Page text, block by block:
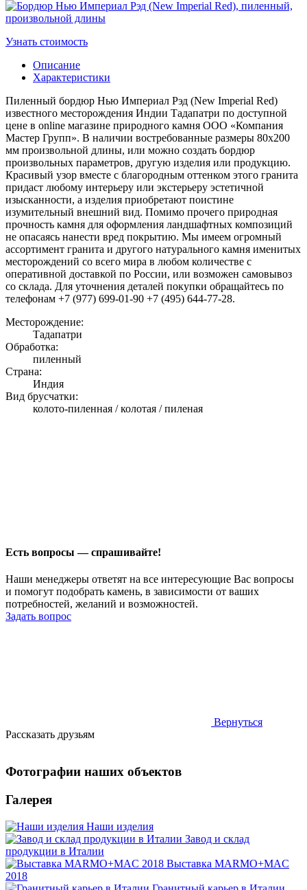
Узнать стоимость
Описание
Характеристики
Пиленный бордюр Нью Империал Рэд (New Imperial Red)
известного месторождения Индии Тадапатри по доступной
цене в online магазине природного камня ООО «Компания
Мастер Групп». В наличии востребованные размеры 80х200
мм произвольной длины, или можно создать бордюр
произвольных параметров, другую изделия или продукцию.
Красивый узор вместе с благородным оттенком этого гранита
придаст любому интерьеру или экстерьеру эстетичной
изысканности, а изделия приобретают поистине
изумительный внешний вид. Помимо прочего природная
прочность камня для оформления ландшафтных композиций
не опасаясь нанести вред покрытию. Мы имеем огромный
ассортимент гранита и другого натурального камня именитых
месторождений со всего мира в любом количестве с
оперативной доставкой по России, или возможен самовывоз
со склада. Для уточнения деталей покупки обращайтесь по
телефонам +7 (977) 699-01-90 +7 (495) 644-77-28.
Месторождение:
Тадапатри
Обработка:
пиленный
Страна:
Индия
Вид брусчатки:
колото-пиленная / колотая / пиленая
Есть вопросы — спрашивайте!
Наши менеджеры ответят на все интересующие Вас вопросы
и помогут подобрать камень, в зависимости от ваших
потребностей, желаний и возможностей.
Задать вопрос
Вернуться
Рассказать друзьям
Фотографии наших объектов
Галерея
Наши изделия
Завод и склад
продукции в Италии
Выставка MARMO+MAC
2018